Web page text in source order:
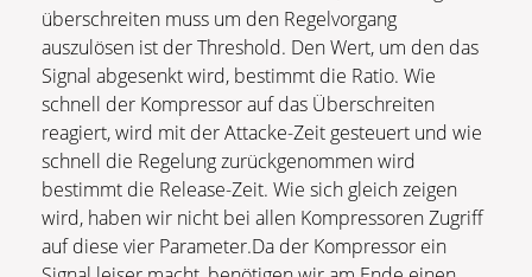
überschreiten muss um den Regelvorgang
auszulösen ist der Threshold. Den Wert, um den das
Signal abgesenkt wird, bestimmt die Ratio. Wie
schnell der Kompressor auf das Überschreiten
reagiert, wird mit der Attacke-Zeit gesteuert und wie
schnell die Regelung zurückgenommen wird
bestimmt die Release-Zeit. Wie sich gleich zeigen
wird, haben wir nicht bei allen Kompressoren Zugriff
auf diese vier Parameter.Da der Kompressor ein